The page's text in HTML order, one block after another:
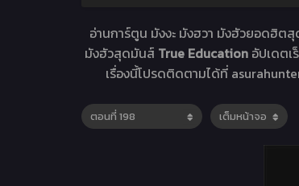
อ่านการ์ตูน มังงะ มังฮวา มังฮัวยอดฮิต
มังฮัวสุดมันส์ True Education อัปเดตเ
เรื่องนี้โปรดติดตามได้ที่